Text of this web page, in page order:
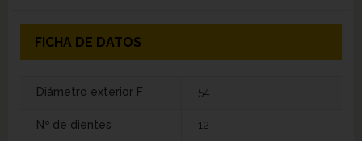
FICHA DE DATOS
Diámetro exterior F 54
Nº de dientes 12